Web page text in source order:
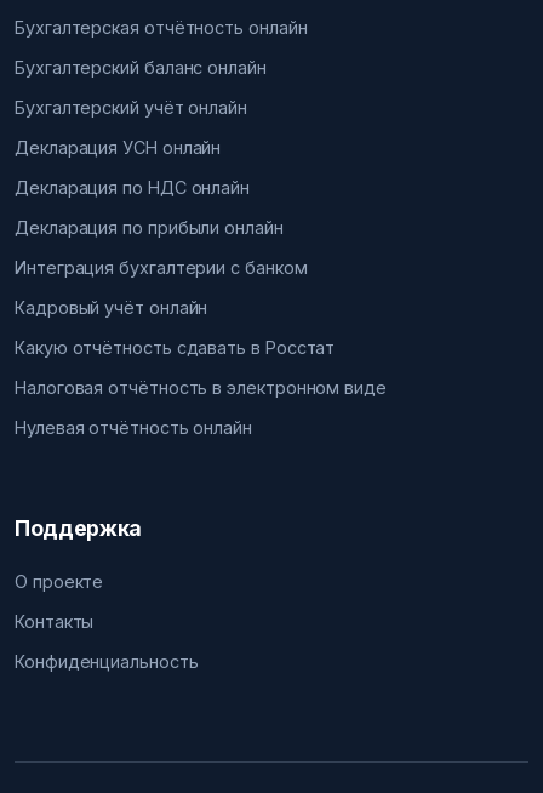
Бухгалтерская отчётность онлайн
Бухгалтерский баланс онлайн
Бухгалтерский учёт онлайн
Декларация УСН онлайн
Декларация по НДС онлайн
Декларация по прибыли онлайн
Интеграция бухгалтерии с банком
Кадровый учёт онлайн
Какую отчётность сдавать в Росстат
Налоговая отчётность в электронном виде
Нулевая отчётность онлайн
Поддержка
О проекте
Контакты
Конфиденциальность